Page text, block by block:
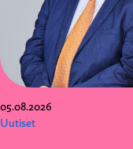
05.08.2026
Uutiset